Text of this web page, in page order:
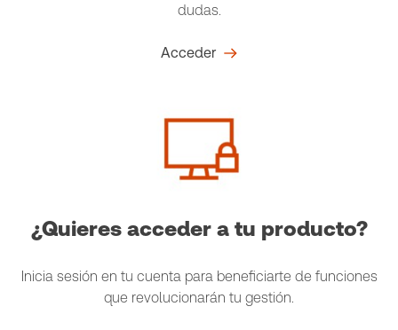
dudas.
Acceder
¿Quieres acceder a tu producto?
Inicia sesión en tu cuenta para beneficiarte de funciones
que revolucionarán tu gestión.